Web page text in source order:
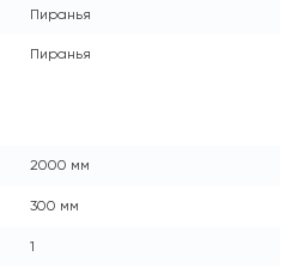
Пиранья
Пиранья
2000 мм
300 мм
1